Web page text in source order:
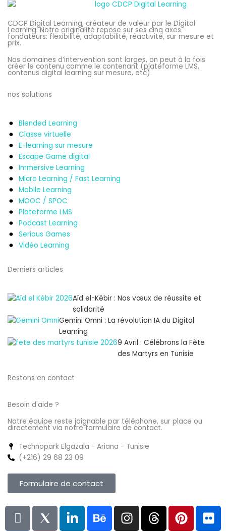
CDCP Digital Learning, créateur de valeur par le Digital
Learning. Notre originalité repose sur ses cinq axes
fondateurs: flexibilité, adaptabilité, réactivité, sur mesure et
prix.
Nos domaines d’intervention sont larges, on peut à la fois
créer le contenu comme le contenant (plateforme LMS,
contenus digital learning sur mesure, etc).
nos solutions
Blended Learning
Classe virtuelle
E-learning sur mesure
Escape Game digital
Immersive Learning
Micro Learning / Fast Learning
Mobile Learning
MOOC / SPOC
Plateforme LMS
Podcast Learning
Serious Games
Vidéo Learning
Derniers articles
Aïd el-Kébir : Nos vœux de réussite et
solidarité
Gemini Omni : La révolution IA du Digital
Learning
9 Avril : Célébrons la Fête
des Martyrs en Tunisie
Restons en contact
Besoin d'aide ?
Notre équipe reste joignable par téléphone, sur place ou
directement via notre formulaire de contact.
Technopark Elgazala - Ariana - Tunisie
(+216) 29 68 23 09
Formulaire de contact
L
n
I
c
L
i
B
e
I
n
T
h
P
i
F
l
F
l
Y
o